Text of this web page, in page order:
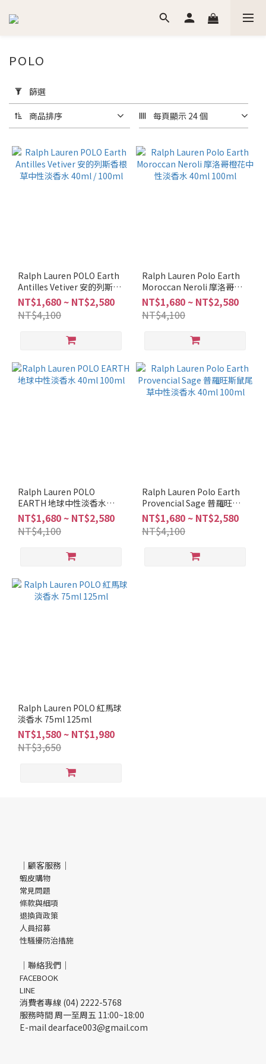
用
篩
選
(0/20)
價格
(NT$)
調
柑
苔
調
新
調
香
調
(1)
馥
木
品
牌
POLO
POLO
篩選
商品排序 每頁顯示 24 個
Ralph Lauren POLO Earth
Antilles Vetiver 安的列斯香
根草中性淡香水 40ml /
100ml
NT$1,680 ~ NT$2,580
NT$4,100
Ralph Lauren Polo Earth
Moroccan Neroli 摩洛哥橙
花中性淡香水 40ml 100ml
NT$1,680 ~ NT$2,580
NT$4,100
Ralph Lauren POLO
EARTH 地球中性淡香水
40ml 100ml
NT$1,680 ~ NT$2,580
NT$4,100
Ralph Lauren Polo Earth
Provencial Sage 普羅旺斯
鼠尾草中性淡香水 40ml
100ml
NT$1,680 ~ NT$2,580
NT$4,100
Ralph Lauren POLO 紅馬球
淡香水 75ml 125ml
NT$1,580 ~ NT$1,980
NT$3,650
｜顧客服務｜
蝦皮購物
常見問題
條款與細項
退換貨政策
人員招募
性騷擾防治措施
｜聯絡我們｜
FACEBOOK
LINE
消費者專線 (04) 2222-5768
服務時間 周一至周五 11:00~18:00
E-mail dearface003@gmail.com